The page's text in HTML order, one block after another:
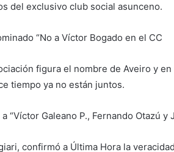
del exclusivo club social asunceno.
“No a Víctor Bogado en el CC
figura el nombre de Aveiro y en
tiempo ya no están juntos.
Galeano P., Fernando Otazú y
confirmó a Última Hora la